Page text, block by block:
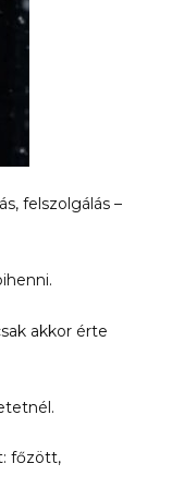
felszolgálás –
akkor érte
főzött,